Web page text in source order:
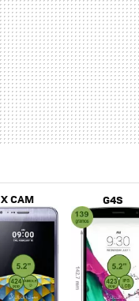
X CAM G4S